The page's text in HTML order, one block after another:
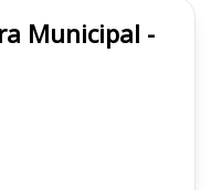
Municipal -